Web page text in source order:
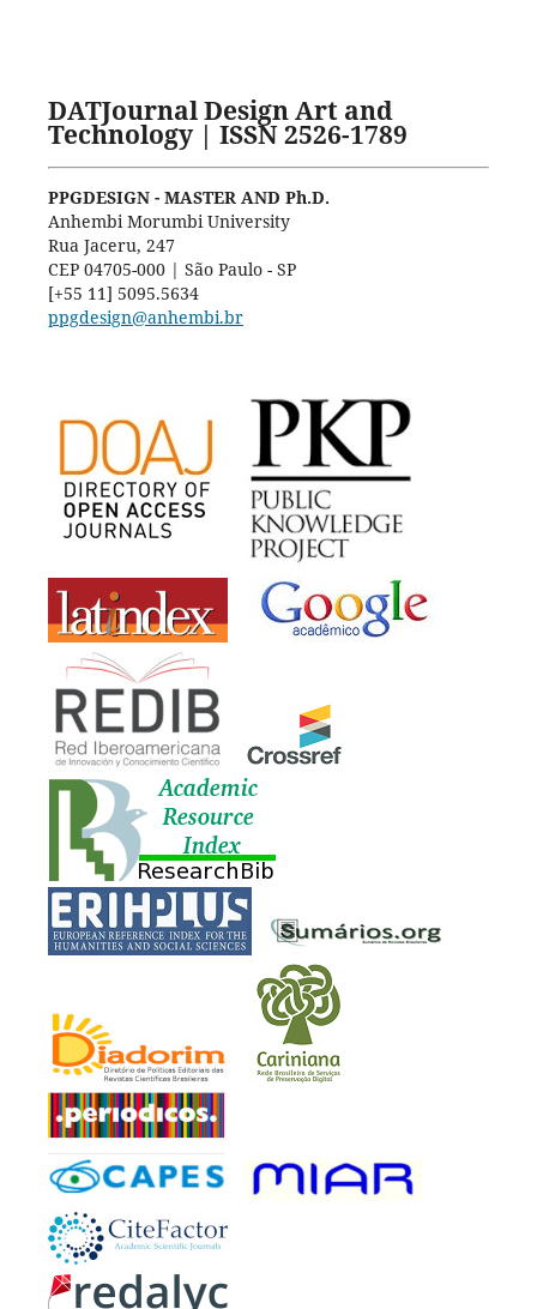
DATJournal Design Art and
Technology | ISSN 2526-1789
PPGDESIGN - MASTER AND Ph.D.
Anhembi Morumbi University
Rua Jaceru, 247
CEP 04705-000 | São Paulo - SP
[+55 11] 5095.5634
ppgdesign@anhembi.br